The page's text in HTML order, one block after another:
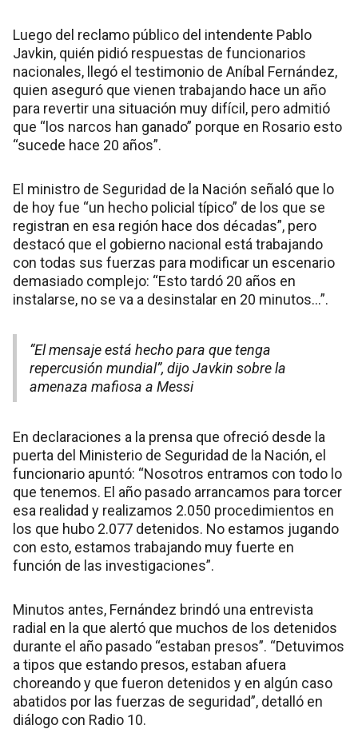
Luego del reclamo público del intendente Pablo
Javkin, quién pidió respuestas de funcionarios
nacionales, llegó el testimonio de Aníbal Fernández,
quien aseguró que vienen trabajando hace un año
para revertir una situación muy difícil, pero admitió
que “los narcos han ganado” porque en Rosario esto
“sucede hace 20 años”.
El ministro de Seguridad de la Nación señaló que lo
de hoy fue “un hecho policial típico” de los que se
registran en esa región hace dos décadas”, pero
destacó que el gobierno nacional está trabajando
con todas sus fuerzas para modificar un escenario
demasiado complejo: “Esto tardó 20 años en
instalarse, no se va a desinstalar en 20 minutos…”.
“El mensaje está hecho para que tenga
repercusión mundial”, dijo Javkin sobre la
amenaza mafiosa a Messi
En declaraciones a la prensa que ofreció desde la
puerta del Ministerio de Seguridad de la Nación, el
funcionario apuntó: “Nosotros entramos con todo lo
que tenemos. El año pasado arrancamos para torcer
esa realidad y realizamos 2.050 procedimientos en
los que hubo 2.077 detenidos. No estamos jugando
con esto, estamos trabajando muy fuerte en
función de las investigaciones”.
Minutos antes, Fernández brindó una entrevista
radial en la que alertó que muchos de los detenidos
durante el año pasado “estaban presos”. “Detuvimos
a tipos que estando presos, estaban afuera
choreando y que fueron detenidos y en algún caso
abatidos por las fuerzas de seguridad”, detalló en
diálogo con Radio 10.